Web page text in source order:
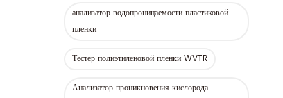
анализатор водопроницаемости пластиковой
пленки
Тестер полиэтиленовой пленки WVTR
Анализатор проникновения кислорода